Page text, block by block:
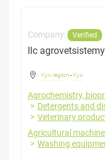
Company: Verified
llc agrovetsistemy
Kyiv region- Kyiv
Agrochemistry,
Detergents and
Veterinary
Agricultural
Washing